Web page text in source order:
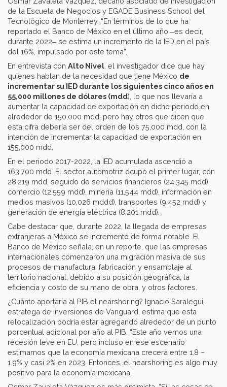
de la Escuela de Negocios y EGADE Business School del
Tecnológico de Monterrey. “En términos de lo que ha
reportado el Banco de México en el último año ‒es decir,
durante 2022‒ se estima un incremento de la IED en el país
del 16%, impulsado por este tema”.
En entrevista con Alto Nivel , el investigador dice que hay
quienes hablan de la necesidad que tiene México de
incrementar su IED durante los siguientes cinco años en
55,000 millones de dólares (mdd), lo que nos llevaría a
aumentar la capacidad de exportación en dicho periodo en
alrededor de 150,000 mdd; pero hay otros que dicen que
esta cifra debería ser del orden de los 75,000 mdd, con la
intención de incrementar la capacidad de exportación en
155,000 mdd.
En el periodo 2017-2022, la IED acumulada ascendió a
163,700 mdd. El sector automotriz ocupó el primer lugar, con
28,219 mdd, seguido de servicios financieros (24,345 mdd),
comercio (12,559 mdd), minería (11,544 mdd), información en
medios masivos (10,026 mddd), transportes (9,452 mdd) y
generación de energía eléctrica (8,201 mdd).
Cabe destacar que, durante 2022, la llegada de empresas
extranjeras a México se incrementó de forma notable. El
Banco de México señala, en un reporte, que las empresas
internacionales comenzaron una migración masiva de sus
procesos de manufactura, fabricación y ensamblaje al
territorio nacional, debido a su posición geográfica, la
eficiencia y costo de su mano de obra, y otros factores.
¿Cuánto aportaría al PIB el nearshoring? Ignacio Saralegui,
estratega de inversiones de Vanguard, estima que esta
relocalización podría estar agregando alrededor de un punto
porcentual adicional por año al PIB. “Este año vemos una
recesión leve en EU, pero incluso en ese escenario
estimamos que la economía mexicana crecerá entre 1.8 –
1.9% y casi 2% en 2023. Entonces, el nearshoring es algo muy
positivo para la economía mexicana”.